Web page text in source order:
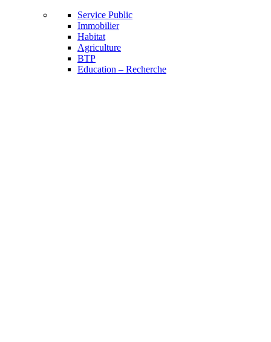
Service Public
Immobilier
Habitat
Agriculture
BTP
Education – Recherche